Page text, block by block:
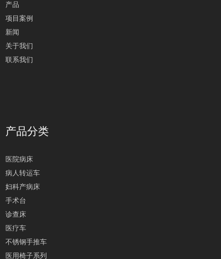
产品
项目案例
新闻
关于我们
联系我们
产品分类
医院病床
病人转运车
妇科产病床
手术台
诊查床
医疗车
不锈钢手推车
医用椅子系列